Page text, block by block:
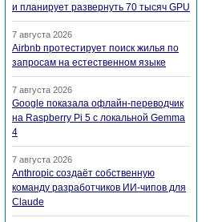
и планирует развернуть 70 тысяч GPU
7 августа 2026
Airbnb протестирует поиск жилья по
запросам на естественном языке
7 августа 2026
Google показала офлайн-переводчик
на Raspberry Pi 5 с локальной Gemma
4
7 августа 2026
Anthropic создаёт собственную
команду разработчиков ИИ-чипов для
Claude